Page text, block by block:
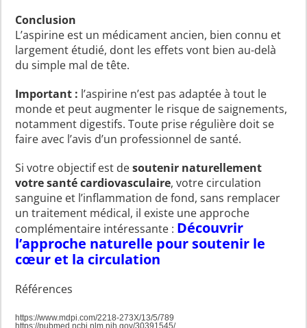
Conclusion
L’aspirine est un médicament ancien, bien connu et
largement étudié, dont les effets vont bien au-delà
du simple mal de tête.
Important : l’aspirine n’est pas adaptée à tout le
monde et peut augmenter le risque de saignements,
notamment digestifs. Toute prise régulière doit se
faire avec l’avis d’un professionnel de santé.
Si votre objectif est desoutenir naturellement
votre santé cardiovasculaire, votre circulation
sanguine et l’inflammation de fond, sans remplacer
un traitement médical, il existe une approche
complémentaire intéressante : Découvrir
l’approche naturelle pour soutenir le
cœur et la circulation
Références
https://www.mdpi.com/2218-273X/13/5/789